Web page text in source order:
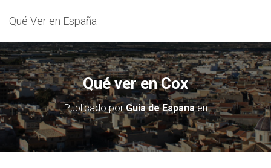
Qué Ver en España
Qué ver en Cox
Publicado porGuia de Espanaen